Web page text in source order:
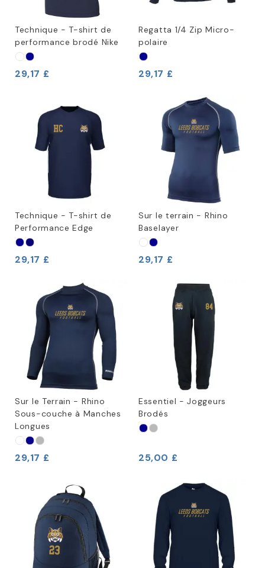
Technique - T-shirt de
performance brodé Nike
29,17 £
Regatta 1/4 Zip Micro-
polaire
29,17 £
Technique - T-shirt de
Performance Edge
29,17 £
Sur le terrain - Rhino
Baselayer
29,17 £
Sur le Terrain - Rhino
Sous-couche à Manches
Longues
29,17 £
Essentiel - Joggeurs
Brodés
25,00 £